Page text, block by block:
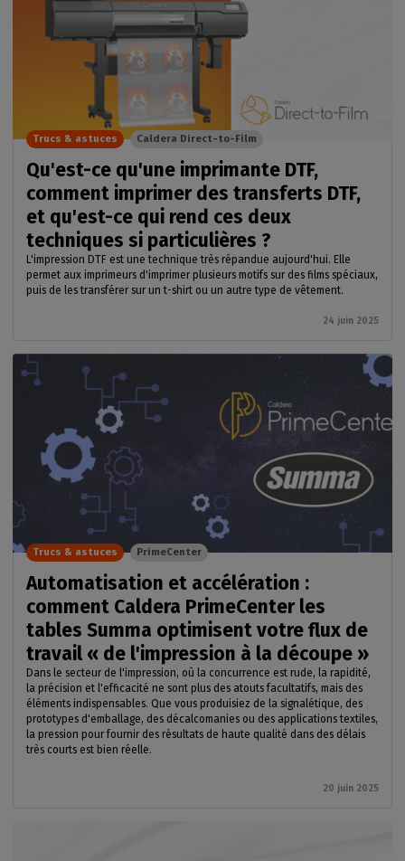
Qu'est-ce qu'une imprimante DTF,
comment imprimer des transferts DTF,
et qu'est-ce qui rend ces deux
techniques si particulières ?
L'impression DTF est une technique très répandue aujourd'hui. Elle
permet aux imprimeurs d'imprimer plusieurs motifs sur des films spéciaux,
puis de les transférer sur un t-shirt ou un autre type de vêtement.
24 juin 2025
Trucs & astuces Caldera Direct-to-Film
Automatisation et accélération :
comment Caldera PrimeCenter les
tables Summa optimisent votre flux de
travail « de l'impression à la découpe »
Dans le secteur de l'impression, où la concurrence est rude, la rapidité,
la précision et l'efficacité ne sont plus des atouts facultatifs, mais des
éléments indispensables. Que vous produisiez de la signalétique, des
prototypes d'emballage, des décalcomanies ou des applications textiles,
la pression pour fournir des résultats de haute qualité dans des délais
très courts est bien réelle.
20 juin 2025
Trucs & astuces PrimeCenter